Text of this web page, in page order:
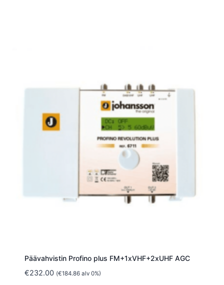
Päävahvistin Profino plus FM+1xVHF+2xUHF AGC
€232.00 (€184.86alv 0%)